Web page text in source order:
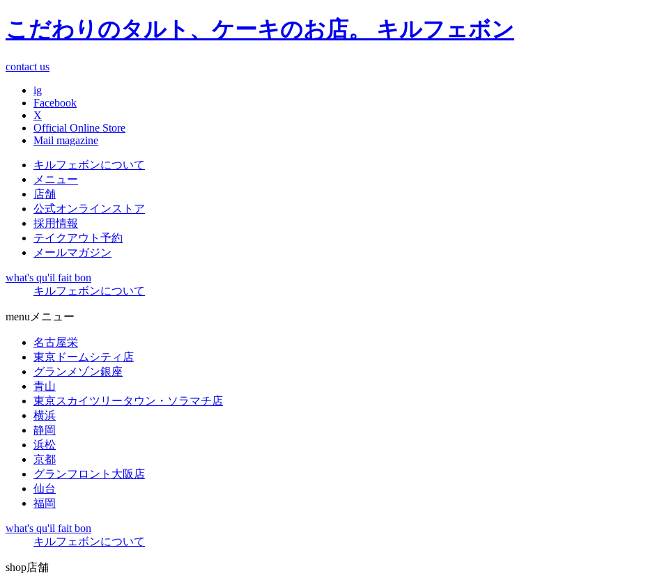
こだわりのタルト、ケーキのお店。 キルフェボン
contact us
ig
Facebook
X
Official Online Store
Mail magazine
キルフェボンについて
メニュー
店舗
公式オンラインストア
採用情報
テイクアウト予約
メールマガジン
what's qu'il fait bon
キルフェボンについて
menu メニュー
名古屋栄
東京ドームシティ店
グランメゾン銀座
青山
東京スカイツリータウン・ソラマチ店
横浜
静岡
浜松
京都
グランフロント大阪店
仙台
福岡
what's qu'il fait bon
キルフェボンについて
shop店舗